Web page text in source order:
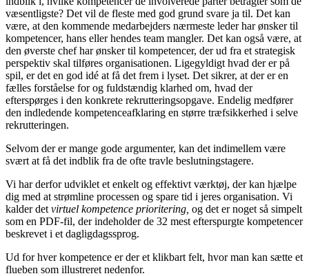
væsentligste? Det vil de fleste med god grund svare ja til. Det kan
være, at den kommende medarbejders nærmeste leder har ønsker til
kompetencer, hans eller hendes team mangler. Det kan også være, at
den øverste chef har ønsker til kompetencer, der ud fra et strategisk
perspektiv skal tilføres organisationen. Ligegyldigt hvad der er på
spil, er det en god idé at få det frem i lyset. Det sikrer, at der er en
fælles forståelse for og fuldstændig klarhed om, hvad der
efterspørges i den konkrete rekrutteringsopgave. Endelig medfører
den indledende kompetenceafklaring en større træfsikkerhed i selve
rekrutteringen.
Selvom der er mange gode argumenter, kan det indimellem være
svært at få det indblik fra de ofte travle beslutningstagere.
Vi har derfor udviklet et enkelt og effektivt værktøj, der kan hjælpe
dig med at strømline processen og spare tid i jeres organisation. Vi
kalder det virtuel kompetence prioritering, og det er noget så simpelt
som en PDF-fil, der indeholder de 32 mest efterspurgte kompetencer
beskrevet i et dagligdagssprog.
Ud for hver kompetence er der et klikbart felt, hvor man kan sætte et
flueben som illustreret nedenfor.